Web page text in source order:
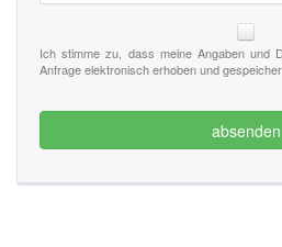
Ich stimme zu, dass meine Angaben und
Anfrage elektronisch erhoben und
absenden